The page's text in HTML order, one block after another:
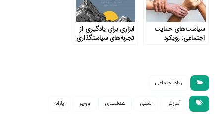
سیاست‌های حمایت
اجتماعی: رویکرد
ابزاری برای یادگیری از
تجربه‌های سیاستگذاری
رفاه اجتماعی
آموزش شیلی هدفمندی ووچر یارانه